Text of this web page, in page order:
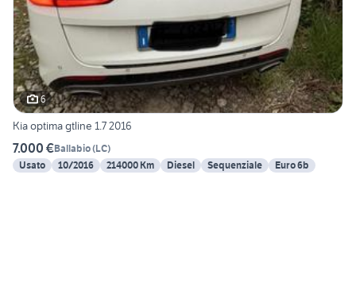
6
Kia optima gtline 1.7 2016
7.000 €Ballabio(LC)
Usato
10/2016 214000 Km Diesel Sequenziale Euro 6b